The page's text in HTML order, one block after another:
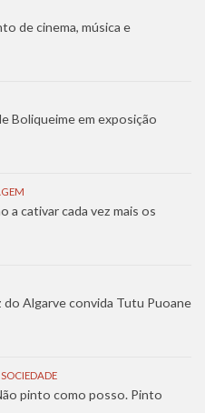
de cinema, música e
Boliqueime em exposição
a cativar cada vez mais os
do Algarve convida Tutu Puoane
SOCIEDADE
pinto como posso. Pinto